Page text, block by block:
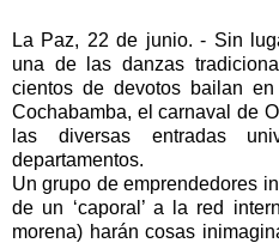
La Paz, 22 de junio. - Sin
una de las danzas
cientos de devotos bailan
Cochabamba, el carnaval de
las diversas entradas
departamentos.
Un grupo de emprendedores
de un ‘caporal’ a la red
morena) harán cosas